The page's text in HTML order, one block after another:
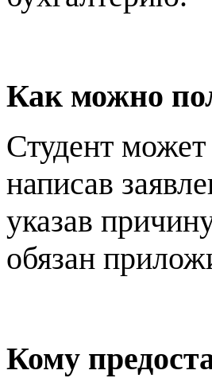
Как можно
Студент
написав
указав
обязан
Кому